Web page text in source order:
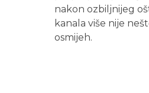
nakon ozbiljnijeg
kanala više nije
osmijeh.